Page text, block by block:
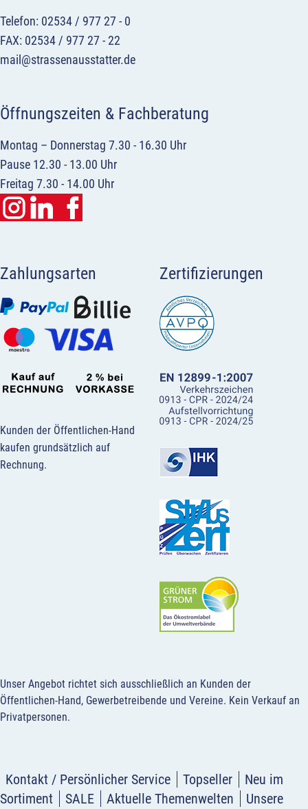
Telefon: 02534 / 977 27 - 0
FAX: 02534 / 977 27 - 22
mail@strassenausstatter.de
Öffnungszeiten & Fachberatung
Montag – Donnerstag 7.30 - 16.30 Uhr
Pause 12.30 - 13.00 Uhr
Freitag 7.30 - 14.00 Uhr
Zahlungsarten
Kunden der Öffentlichen-Hand
kaufen grundsätzlich auf
Rechnung.
Zertifizierungen
Unser Angebot richtet sich ausschließlich an Kunden der
Öffentlichen-Hand, Gewerbetreibende und Vereine. Kein Verkauf an
Privatpersonen.
Kontakt / Persönlicher Service Topseller
Neu im
Sortiment
SALE Aktuelle Themenwelten Unsere